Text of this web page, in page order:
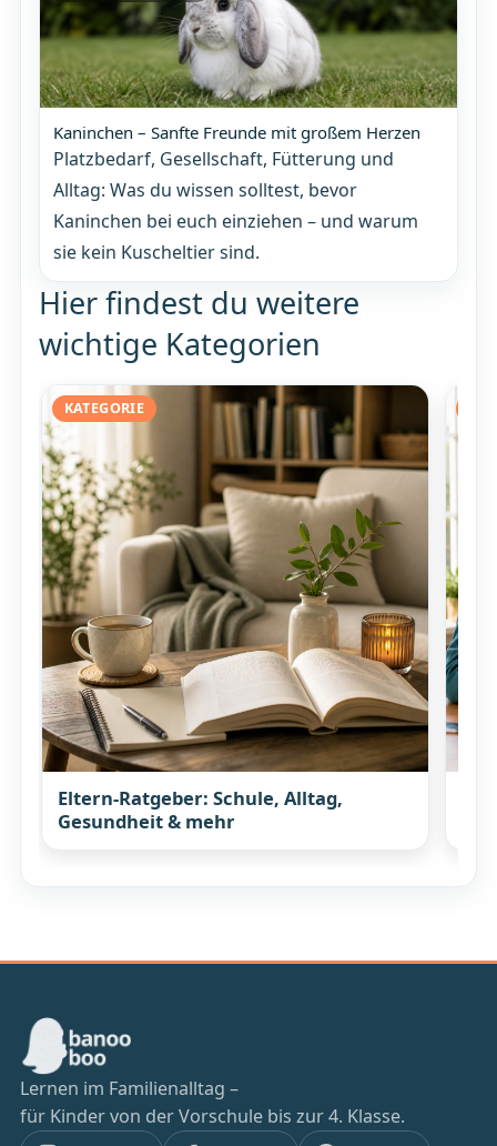
Kaninchen – Sanfte Freunde mit großem Herzen
Platzbedarf, Gesellschaft, Fütterung und
Alltag: Was du wissen solltest, bevor
Kaninchen bei euch einziehen – und warum
sie kein Kuscheltier sind.
Hier findest du weitere
wichtige Kategorien
KATEGORIE
Eltern-Ratgeber: Schule, Alltag,
Gesundheit & mehr
Lernen im Familienalltag –
für Kinder von der Vorschule bis zur 4. Klasse.